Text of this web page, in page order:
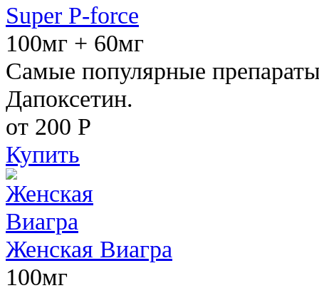
Super P-force
100мг + 60мг
Самые популярные
Дапоксетин.
от 200 Р
Купить
Женская Виагра
100мг